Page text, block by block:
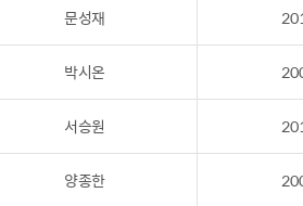
문성재
박시온
서승원
양종한